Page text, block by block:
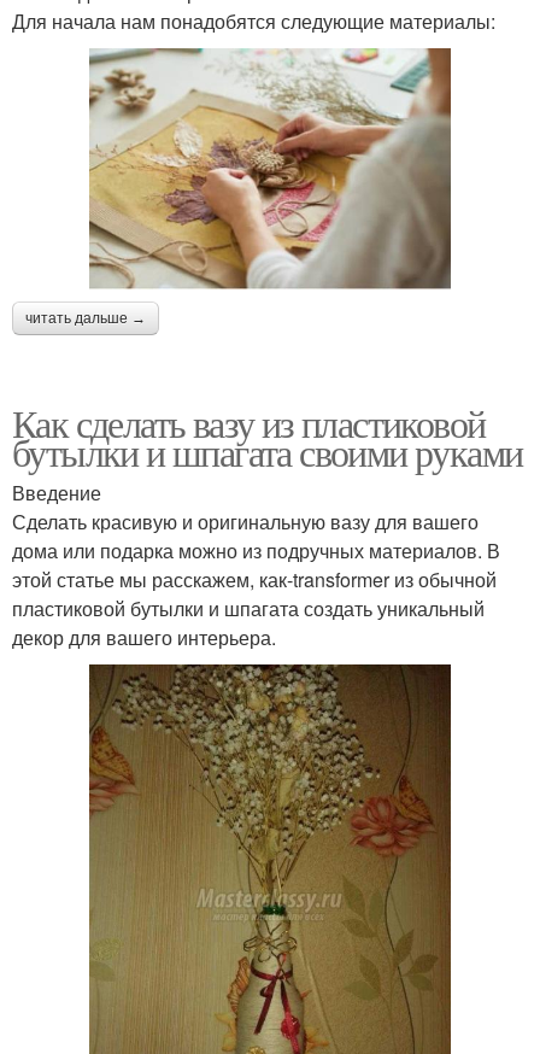
Для начала нам понадобятся следующие материалы:
читать дальше →
Как сделать вазу из пластиковой
бутылки и шпагата своими руками
Введение
Сделать красивую и оригинальную вазу для вашего
дома или подарка можно из подручных материалов. В
этой статье мы расскажем, как-transformer из обычной
пластиковой бутылки и шпагата создать уникальный
декор для вашего интерьера.